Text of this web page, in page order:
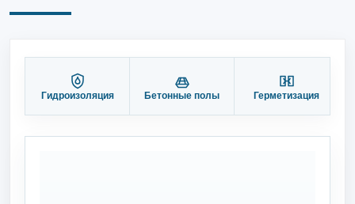
Гидроизоляция Бетонные полы Герметизация